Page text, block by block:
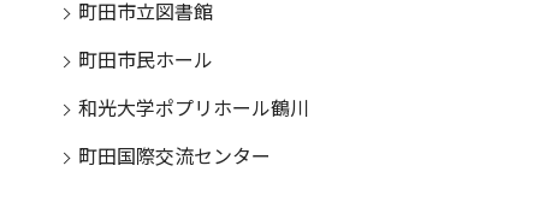
町田市立図書館
町田市民ホール
和光大学ポプリホール鶴川
町田国際交流センター